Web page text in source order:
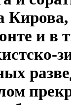
и в